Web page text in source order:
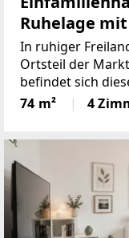
Ruhelage
In ruhiger
Ortsteil der
befindet sich
einem im
Grundstück. Die
74 m² 4